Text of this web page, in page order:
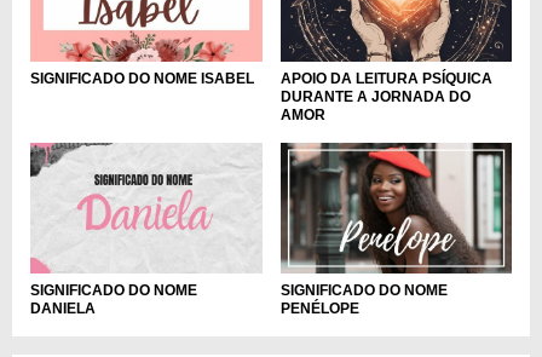
SIGNIFICADO DO NOME ISABEL
APOIO DA LEITURA PSÍQUICA
DURANTE A JORNADA DO
AMOR
SIGNIFICADO DO NOME
DANIELA
SIGNIFICADO DO NOME
PENÉLOPE